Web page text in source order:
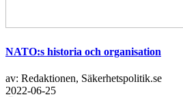
NATO:s historia och organisation
av: Redaktionen, Säkerhetspolitik.se
2022-06-25